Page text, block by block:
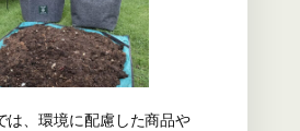
は、環境に配慮した商品や